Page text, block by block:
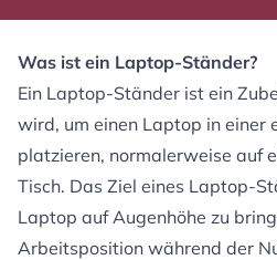
Was ist ein Laptop-Ständer?
Ein Laptop-Ständer ist ein
wird, um einen Laptop in einer
platzieren, normalerweise auf
Tisch. Das Ziel eines Laptop-
Laptop auf Augenhöhe zu
Arbeitsposition während der